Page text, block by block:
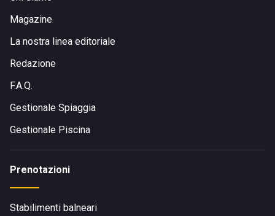
Magazine
La nostra linea editoriale
Redazione
F.A.Q.
Gestionale Spiaggia
Gestionale Piscina
Prenotazioni
Stabilimenti balneari